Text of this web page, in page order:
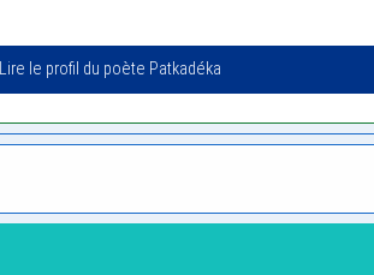
Lire le profil du poète Patkadéka